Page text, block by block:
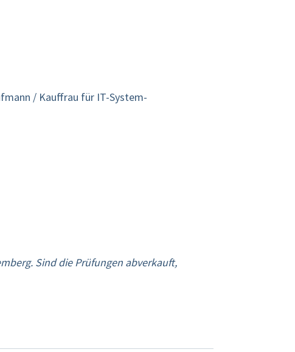
/ Kauffrau für IT-System-
Sind die Prüfungen abverkauft,